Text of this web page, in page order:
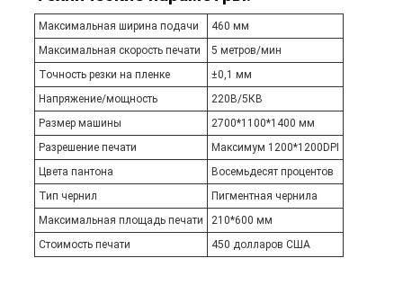
Максимальная ширина подачи
460 мм
Максимальная скорость печати
5 метров/мин
Точность резки на пленке
±0,1 мм
Напряжение/мощность
220В/5КВ
Размер машины
2700*1100*1400 мм
Разрешение печати
Максимум 1200*1200DPI
Цвета пантона
Восемьдесят процентов
Тип чернил
Пигментная чернила
Максимальная площадь печати
210*600 мм
Стоимость печати
450 долларов США